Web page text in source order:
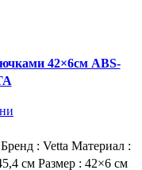
42×6см ABS-
: Vetta Материал :
см Размер : 42×6 см